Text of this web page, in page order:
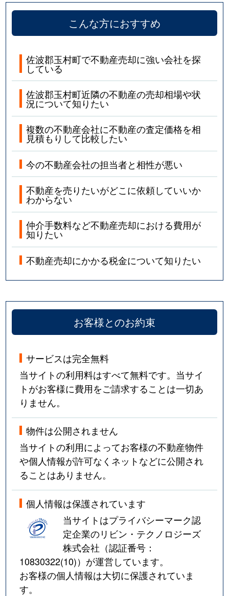
こんな方におすすめ
佐波郡玉村町で不動産売却に強い会社を探
している
佐波郡玉村町近隣の不動産の売却相場や状
況について知りたい
複数の不動産会社に不動産の査定価格を相
見積もりして比較したい
今の不動産会社の担当者と相性が悪い
不動産を売りたいがどこに依頼していいか
わからない
仲介手数料など不動産売却における費用が
知りたい
不動産売却にかかる税金について知りたい
お客様とのお約束
サービスは完全無料
当サイトの利用料はすべて無料です。当サイ
トがお客様に費用をご請求することは一切あ
りません。
物件は公開されません
当サイトの利用によってお客様の不動産物件
や個人情報が許可なくネットなどに公開され
ることはありません。
個人情報は保護されています
当サイトはプライバシーマーク認
定企業のリビン・テクノロジーズ
株式会社（認証番号：
10830322(10)）が運営しています。
お客様の個人情報は大切に保護されていま
す。